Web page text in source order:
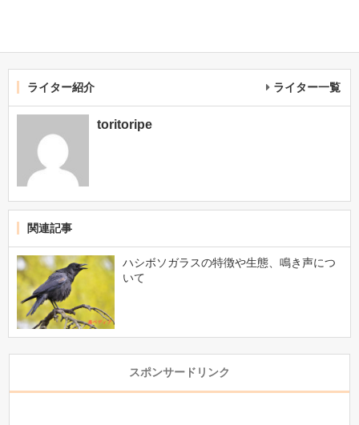
ライター紹介 ライター一覧
toritoripe
関連記事
ハシボソガラスの特徴や生態、鳴き声につ
いて
スポンサードリンク